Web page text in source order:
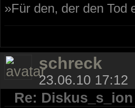
»Für den, der den Tod
schreck
23.06.10 17:12
Re: Diskus_s_ion